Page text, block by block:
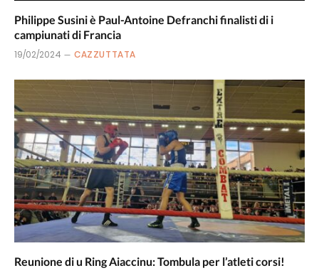
Philippe Susini è Paul-Antoine Defranchi finalisti di i
campiunati di Francia
19/02/2024 CAZZUTTATA
Reunione di u Ring Aiaccinu: Tombula per l’atleti corsi!